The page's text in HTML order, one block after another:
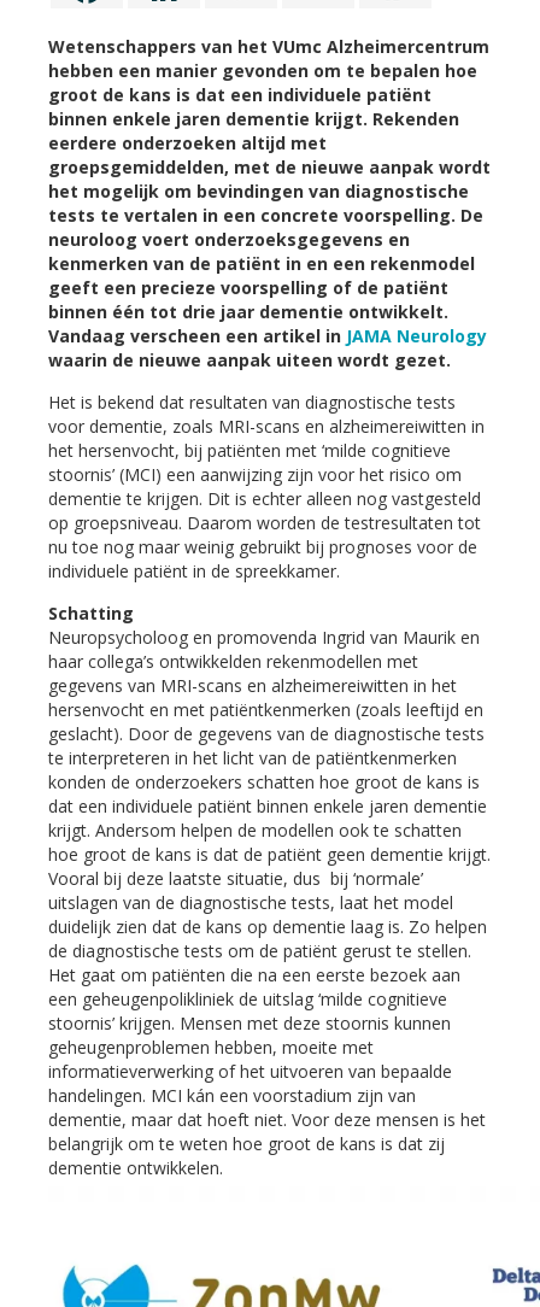
Wetenschappers van het VUmc Alzheimercentrum
hebben een manier gevonden om te bepalen hoe
groot de kans is dat een individuele patiënt
binnen enkele jaren dementie krijgt. Rekenden
eerdere onderzoeken altijd met
groepsgemiddelden, met de nieuwe aanpak wordt
het mogelijk om bevindingen van diagnostische
tests te vertalen in een concrete voorspelling. De
neuroloog voert onderzoeksgegevens en
kenmerken van de patiënt in en een rekenmodel
geeft een precieze voorspelling of de patiënt
binnen één tot drie jaar dementie ontwikkelt.
Vandaag verscheen een artikel in JAMA Neurology
waarin de nieuwe aanpak uiteen wordt gezet.
Het is bekend dat resultaten van diagnostische tests
voor dementie, zoals MRI-scans en alzheimereiwitten in
het hersenvocht, bij patiënten met ‘milde cognitieve
stoornis’ (MCI) een aanwijzing zijn voor het risico om
dementie te krijgen. Dit is echter alleen nog vastgesteld
op groepsniveau. Daarom worden de testresultaten tot
nu toe nog maar weinig gebruikt bij prognoses voor de
individuele patiënt in de spreekkamer.
Schatting
Neuropsycholoog en promovenda Ingrid van Maurik en
haar collega’s ontwikkelden rekenmodellen met
gegevens van MRI-scans en alzheimereiwitten in het
hersenvocht en met patiëntkenmerken (zoals leeftijd en
geslacht). Door de gegevens van de diagnostische tests
te interpreteren in het licht van de patiëntkenmerken
konden de onderzoekers schatten hoe groot de kans is
dat een individuele patiënt binnen enkele jaren dementie
krijgt. Andersom helpen de modellen ook te schatten
hoe groot de kans is dat de patiënt geen dementie krijgt.
Vooral bij deze laatste situatie, dus bij ‘normale’
uitslagen van de diagnostische tests, laat het model
duidelijk zien dat de kans op dementie laag is. Zo helpen
de diagnostische tests om de patiënt gerust te stellen.
Het gaat om patiënten die na een eerste bezoek aan
een geheugenpolikliniek de uitslag ‘milde cognitieve
stoornis’ krijgen. Mensen met deze stoornis kunnen
geheugenproblemen hebben, moeite met
informatieverwerking of het uitvoeren van bepaalde
handelingen. MCI kán een voorstadium zijn van
dementie, maar dat hoeft niet. Voor deze mensen is het
belangrijk om te weten hoe groot de kans is dat zij
dementie ontwikkelen.